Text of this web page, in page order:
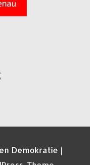
Demokratie |